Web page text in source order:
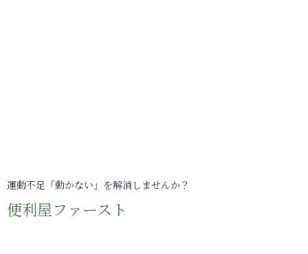
運動不足「動かない」を解消しませんか？
便利屋ファースト